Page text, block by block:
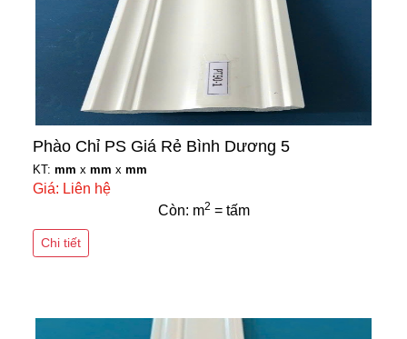
Phào Chỉ PS Giá Rẻ Bình Dương 5
KT: mm x mm x mm
Giá: Liên hệ
Còn: m2 = tấm
Chi tiết